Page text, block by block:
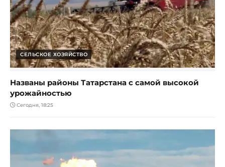
СЕЛЬСКОЕ ХОЗЯЙСТВО
Названы районы Татарстана с самой высокой
урожайностью
Сегодня, 18:25